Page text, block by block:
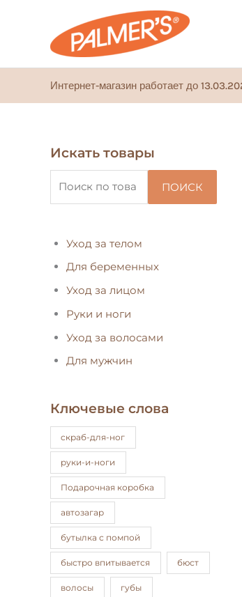
содержимому
Интернет-магазин работает до
Искать товары
И
с
ПОИСК
Уход за телом
Для беременных
Уход за лицом
Руки и ноги
Уход за волосами
Для мужчин
Ключевые слова
cкраб-для-ног
pуки-и-ноги
Подарочная коробка
автозагар
бутылка с помпой
быстро впитывается бюст
волосы губы